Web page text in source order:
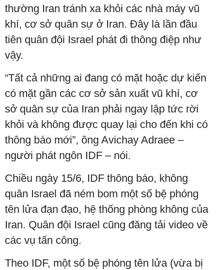
thường Iran tránh xa khỏi các nhà máy vũ
khí, cơ sở quân sự ở Iran. Đây là lần đầu
tiên quân đội Israel phát đi thông điệp như
vậy.
“Tất cả những ai đang có mặt hoặc dự kiến
có mặt gần các cơ sở sản xuất vũ khí, cơ
sở quân sự của Iran phải ngay lập tức rời
khỏi và không được quay lại cho đến khi có
thông báo mới”, ông Avichay Adraee –
người phát ngôn IDF – nói.
Chiều ngày 15/6, IDF thông báo, không
quân Israel đã ném bom một số bệ phóng
tên lửa đạn đạo, hệ thống phòng không của
Iran. Quân đội Israel cũng đăng tải video về
các vụ tấn công.
Theo IDF, một số bệ phóng tên lửa (vừa bị